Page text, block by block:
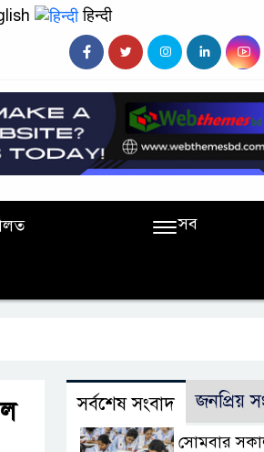
हिन्दी
সব
সর্বশেষ সংবাদ জনপ্রিয়
সোমবার